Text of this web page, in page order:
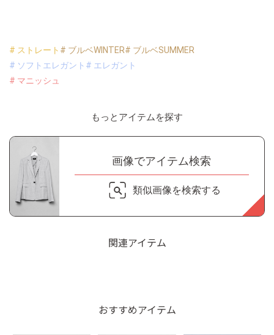
# ストレート # ブルベWINTER# ブルベSUMMER
# ソフトエレガント # エレガント
# マニッシュ
もっとアイテムを探す
画像でアイテム検索
類似画像を検索する
関連アイテム
おすすめアイテム